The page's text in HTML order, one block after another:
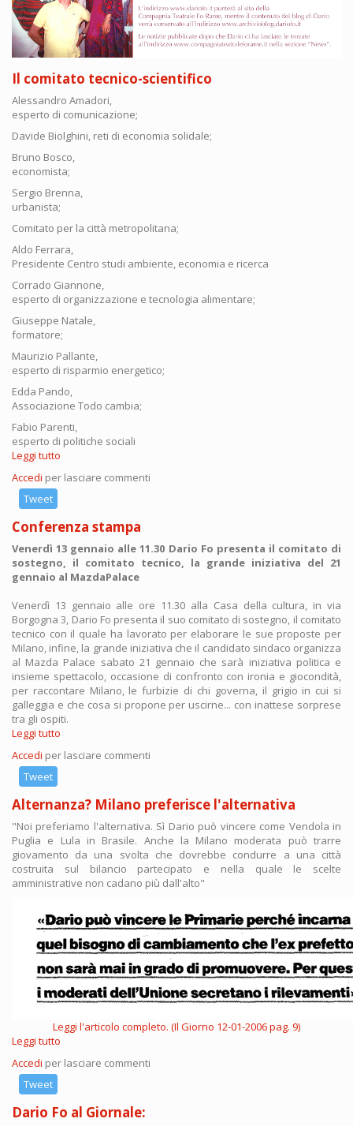
Il comitato tecnico-scientifico
Alessandro Amadori,
esperto di comunicazione;
Davide Biolghini, reti di economia solidale;
Bruno Bosco,
economista;
Sergio Brenna,
urbanista;
Comitato per la città metropolitana;
Aldo Ferrara,
Presidente Centro studi ambiente, economia e ricerca
Corrado Giannone,
esperto di organizzazione e tecnologia alimentare;
Giuseppe Natale,
formatore;
Maurizio Pallante,
esperto di risparmio energetico;
Edda Pando,
Associazione Todo cambia;
Fabio Parenti,
esperto di politiche sociali
Leggi tutto
comitato
Accedi per lasciare commenti
Tweet
Conferenza stampa
Venerdì 13 gennaio alle 11.30 Dario Fo presenta il comitato di
sostegno, il comitato tecnico, la grande iniziativa del 21
gennaio al MazdaPalace
Venerdì 13 gennaio alle ore 11.30 alla Casa della cultura, in via
Borgogna 3, Dario Fo presenta il suo comitato di sostegno, il comitato
tecnico con il quale ha lavorato per elaborare le sue proposte per
Milano, infine, la grande iniziativa che il candidato sindaco organizza
al Mazda Palace sabato 21 gennaio che sarà iniziativa politica e
insieme spettacolo, occasione di confronto con ironia e giocondità,
per raccontare Milano, le furbizie di chi governa, il grigio in cui si
galleggia e che cosa si propone per uscirne... con inattese sorprese
tra gli ospiti.
Leggi tutto
stampa
Accedi per lasciare commenti
Tweet
Alternanza? Milano preferisce l'alternativa
"Noi preferiamo l'alternativa. Sì Dario può vincere come Vendola in
Puglia e Lula in Brasile. Anche la Milano moderata può trarre
giovamento da una svolta che dovrebbe condurre a una città
costruita sul bilancio partecipato e nella quale le scelte
amministrative non cadano più dall'alto"
Leggi l'articolo completo. (Il Giorno 12-01-2006 pag. 9)
Leggi tutto
Milano
Accedi per lasciare commenti
Tweet
Dario Fo al Giornale: